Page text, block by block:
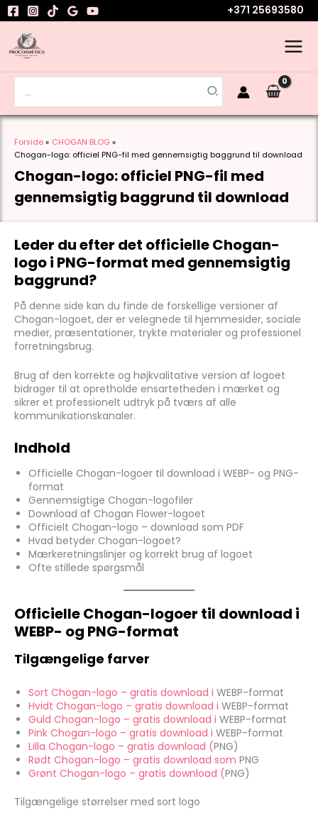
Gå
til
indholdet
+371 25693580
efter:
Forside
CHOGAN BLOG
Chogan-logo: officiel PNG-fil med gennemsigtig baggrund til download
Chogan-logo: officiel PNG-fil med
gennemsigtig baggrund til download
Leder du efter det officielle Chogan-
logo i PNG-format med gennemsigtig
baggrund?
På denne side kan du finde de forskellige versioner af
Chogan-logoet, der er velegnede til hjemmesider, sociale
medier, præsentationer, trykte materialer og professionel
forretningsbrug.
Brug af den korrekte og højkvalitative version af logoet
bidrager til at opretholde ensartetheden i mærket og
sikrer et professionelt udtryk på tværs af alle
kommunikationskanaler.
Indhold
Officielle Chogan-logoer til download i WEBP- og PNG-
format
Gennemsigtige Chogan-logofiler
Download af Chogan Flower-logoet
Officielt Chogan-logo – download som PDF
Hvad betyder Chogan-logoet?
Mærkeretningslinjer og korrekt brug af logoet
Ofte stillede spørgsmål
Officielle Chogan-logoer til download i
WEBP- og PNG-format
Tilgængelige farver
Sort Chogan-logo – gratis download i WEBP-format
Hvidt Chogan-logo – gratis download i WEBP-format
Guld Chogan-logo – gratis download i WEBP-format
Pink Chogan-logo – gratis download i WEBP-format
Lilla Chogan-logo – gratis download (PNG)
Rødt Chogan-logo – gratis download som PNG
Grønt Chogan-logo – gratis download (PNG)
Tilgængelige størrelser med sort logo